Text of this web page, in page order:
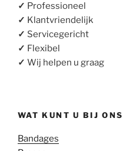
✓ Professioneel
✓ Klantvriendelijk
✓ Servicegericht
✓ Flexibel
✓ Wij helpen u graag
WAT KUNT U BIJ
Bandages